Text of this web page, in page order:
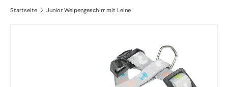
Startseite Junior Welpengeschirr mit Leine